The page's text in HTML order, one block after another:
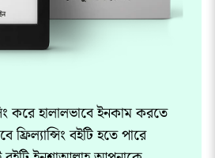
করে হালালভাবে ইনকাম করতে
ফ্রিল্যান্সিং বইটি হতে পারে